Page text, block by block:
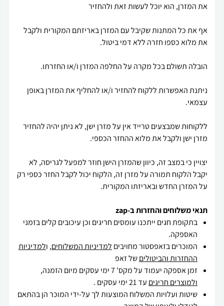
אף את כל המתנות שקיבל עם המזרן באריזתם המקורית ולקבל
ניתנת האפשרות ללקוח להחזיר ו/או להחליף את המזרן באופן
ללקוחות שמבצעים טרייד אין על מזרן ישן, לא ניתן יהיה להחזיר
יצויין כי במצב זה, כיוון שהמזרן הישן חוזר למפעל לגריסה, לא
יקבל הלקוח תמורה על מזרן זה, הלקוח יכול לקבל החזר כספי רק
על המזרן החדש ובאריזתו המקורית.
תנאי משלוחים והחזרות ב-zap
בתקופת חגים ייתכנו עומסים חריגים וכן עיכובים קלים בזמני
האספקה.
המוכרים בזאפסטור מחויבים למדיניות המשלוחים, ולמדיניות
ההחזרות והביטוליםשל זאפ
זמן אספקה יעמוד על מקס' 7 ימי עסקים מיום הזמנה,
ולמוצרים חריגים עד 21 ימי עסקים .
שיטות ועלויות המשלוח המוצעות לך על-ידי המוכר הן בהתאם